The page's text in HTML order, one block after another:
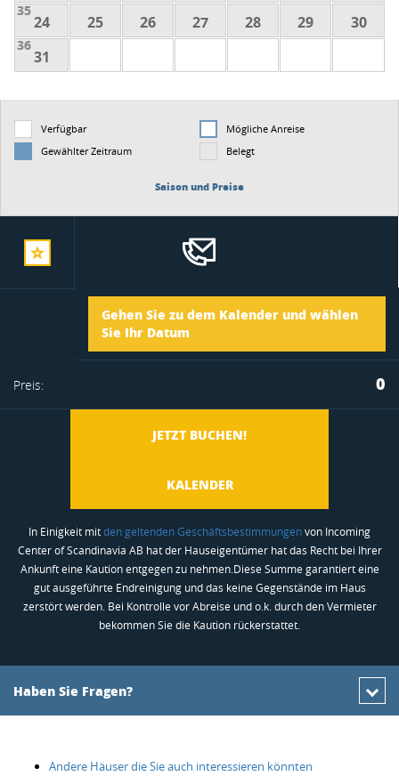
35
24 25 26 27 28 29 30
36
31
Verfügbar
Mögliche Anreise
Gewählter Zeitraum
Belegt
Saison und Preise
Gehen Sie zu dem Kalender und wählen
Sie Ihr Datum
Ankunft
Abreise
Preis: 0
JETZT BUCHEN!
KALENDER
In Einigkeit mitden geltenden Geschäftsbestimmungenvon Incoming
Center of Scandinavia AB hat der Hauseigentümer hat das Recht bei Ihrer
Ankunft eine Kaution entgegen zu nehmen.Diese Summe garantiert eine
gut ausgeführte Endreinigung und das keine Gegenstände im Haus
zerstört werden. Bei Kontrolle vor Abreise und o.k. durch den Vermieter
bekommen Sie die Kaution rückerstattet.
Haben Sie Fragen?
Andere Häuser die Sie auch interessieren könnten